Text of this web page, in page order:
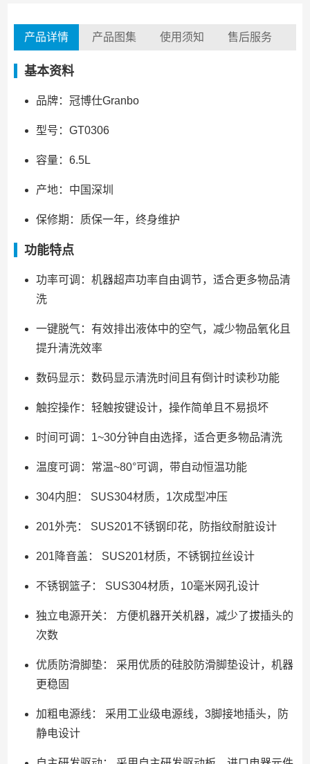
产品详情 产品图集 使用须知 售后服务
基本资料
品牌：冠博仕Granbo
型号：GT0306
容量：6.5L
产地：中国深圳
保修期：质保一年，终身维护
功能特点
功率可调：机器超声功率自由调节，适合更多物品清
洗
一键脱气：有效排出液体中的空气，减少物品氧化且
提升清洗效率
数码显示：数码显示清洗时间且有倒计时读秒功能
触控操作：轻触按键设计，操作简单且不易损坏
时间可调：1~30分钟自由选择，适合更多物品清洗
温度可调：常温~80°可调，带自动恒温功能
304内胆： SUS304材质，1次成型冲压
201外壳： SUS201不锈钢印花，防指纹耐脏设计
201降音盖： SUS201材质，不锈钢拉丝设计
不锈钢篮子： SUS304材质，10毫米网孔设计
独立电源开关： 方便机器开关机器，减少了拔插头的
次数
优质防滑脚垫： 采用优质的硅胶防滑脚垫设计，机器
更稳固
加粗电源线： 采用工业级电源线，3脚接地插头，防
静电设计